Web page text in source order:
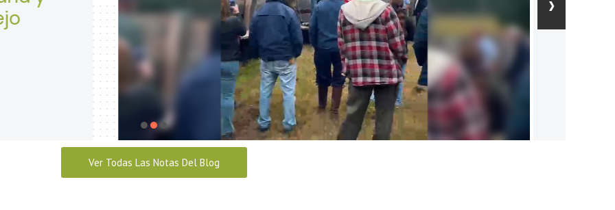
Seguridad y Salud en el trabajo.
abril 28, 2026
Ver Todas Las Notas Del Blog